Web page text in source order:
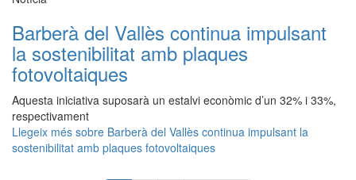
Barberà del Vallès continua impulsant
la sostenibilitat amb plaques
fotovoltaiques
Aquesta iniciativa suposarà un estalvi econòmic d’un 32% i 33%,
respectivament
Llegeix més sobre Barberà del Vallès continua impulsant la
sostenibilitat amb plaques fotovoltaiques